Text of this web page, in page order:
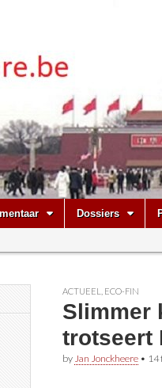
Dossiers
ACTUEEL ECO-FIN
Slimmer
trotseert
by Jan Jonckheere • 14